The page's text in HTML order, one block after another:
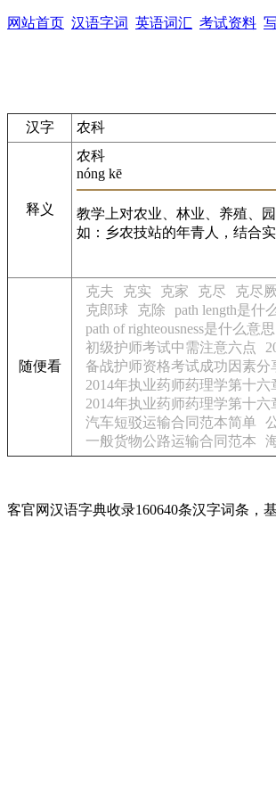
网站首页 汉语字词 英语词汇 考试资料
汉字 农科
释义
农科
nóng kē
教学上对农业、林业、养殖、
如：乡农技站的年青人，结合
随便看
克夫 克实 克家 克尽 克尽
克郎球
克除 path length是什
path of righteousness是什么意思
初级护师考试中需注意六点
备战护师资格考试成功因素分
2014年执业药师药理学第十
2014年执业药师药理学第十
汽车短驳运输合同范本简单
一般货物公路运输合同范本
客官网汉语字典收录160640条汉字词条，